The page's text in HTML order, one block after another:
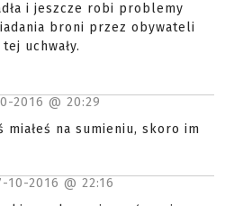
i jeszcze robi problemy
broni przez obywateli
uchwały.
2016 @ 20:29
miałeś na sumieniu, skoro im
10-2016 @ 22:16